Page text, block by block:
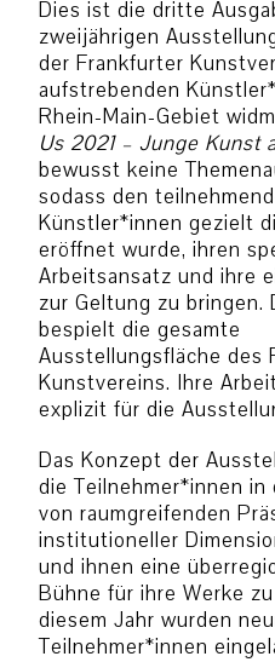
Dies ist die dritte
zweijährigen
der Frankfurter
aufstrebenden
Rhein-Main-Gebiet
Us 2021 – Junge Kunst
bewusst keine
sodass den
Künstler*innen gezielt
eröffnet wurde, ihren
Arbeitsansatz und ihre
zur Geltung zu bringen.
bespielt die gesamte
Ausstellungsfläche des
Kunstvereins. Ihre
explizit für die
Das Konzept der
die Teilnehmer*innen in
von raumgreifenden
institutioneller
und ihnen eine
Bühne für ihre Werke
diesem Jahr wurden
Teilnehmer*innen